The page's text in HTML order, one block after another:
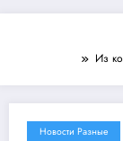
Из
Новости Разные